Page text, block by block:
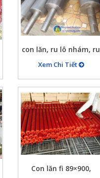
con lăn, ru lô nhám, ru
lô khía rãnh
Xem Chi Tiết
Con lăn fi 89×900,